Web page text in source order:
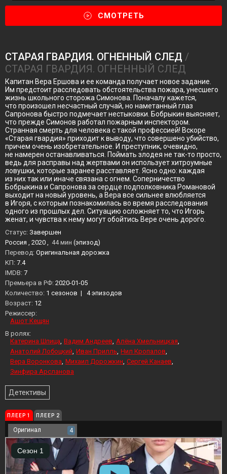
СМОТРЕТЬ
СТАРАЯ ГВАРДИЯ. ОГНЕННЫЙ СЛЕД /
СТАРАЯ ГВАРДИЯ. ОГНЕННЫЙ СЛЕД
Капитан Вера Ершова и ее команда получает новое задание.
Им предстоит расследовать обстоятельства пожара, унесшего
жизнь школьного сторожа Симонова. Поначалу кажется,
что произошел несчастный случай, но наметанный глаз
Сапронова быстро подмечает нестыковки. Бобрыкин выясняет,
что прежде Симонов работал пожарным инспектором.
Странная смерть для человека с такой профессией! Вскоре
«Старая гвардия» приходит к выводу, что совершено убийство,
причем очень изобретательное. И преступник, очевидно,
не намерен останавливаться. Поймать злодея не так-то просто,
ведь для расправы над жертвами он использует хитроумные
ловушки, которые заранее расставляет. Ясно одно: каждая
из них так или иначе связана с огнем. Соперничество
Бобрыкина и Сапронова за сердце подполковника Романовой
выходит на новый уровень, а Вера все сильнее влюбляется
в Игоря, с которым познакомилась во время расследования
одного из прошлых дел. Ситуацию осложняет то, что Игорь
женат, и чувства к нему могут обойтись Вере очень дорого.
Статус: Завершен
Россия , 2020 , 44 мин (эпизод)
Перевод: Оригинальная дорожка
KП: 7.4
IMDB: 7
Премьера в РФ: 2020-01-05
Количество: 1 сезонов | 4 эпизодов
Возраст: 12
Режиссер:
Ашот Кещян
В ролях:
Катерина Шпица Вадим Андреев Алёна Хмельницкая
Анатолий Лобоцкий Иван Прилль Нил Кропалов
Вера Воронкова Михаил Дорожкин Сергей Канаев
Зинфира Арсланова
Детективы
ПЛЕЕР 1 ПЛЕЕР 2
Оригинал 4